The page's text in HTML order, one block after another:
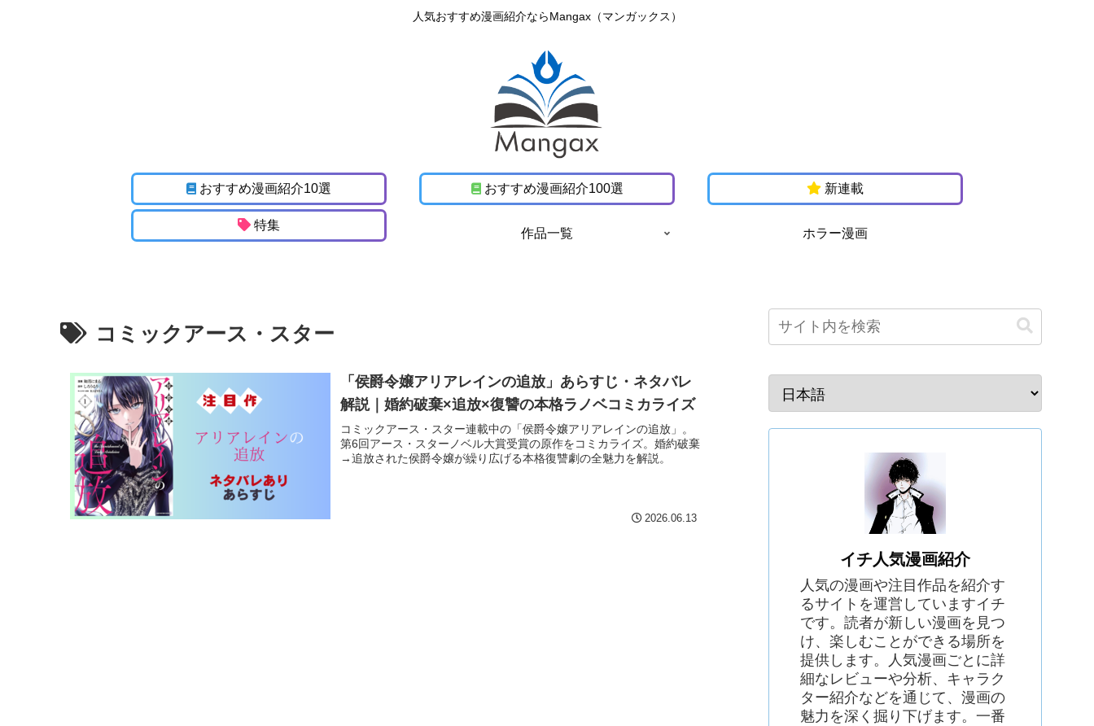
人気おすすめ漫画紹介ならMangax（マンガックス）
おすすめ漫画紹介10選 おすすめ漫画紹介100選 新連載
特集
作品一覧 ホラー漫画
コミックアース・スター
「侯爵令嬢アリアレインの追放」あらすじ・ネタバレ
解説｜婚約破棄×追放×復讐の本格ラノベコミカライズ
コミックアース・スター連載中の「侯爵令嬢アリアレインの追放」。
第6回アース・スターノベル大賞受賞の原作をコミカライズ。婚約破棄
→追放された侯爵令嬢が繰り広げる本格復讐劇の全魅力を解説。
2026.06.13
イチ人気漫画紹介
人気の漫画や注目作品を紹介す
るサイトを運営していますイチ
です。読者が新しい漫画を見つ
け、楽しむことができる場所を
提供します。人気漫画ごとに詳
細なレビューや分析、キャラク
ター紹介などを通じて、漫画の
魅力を深く掘り下げます。一番